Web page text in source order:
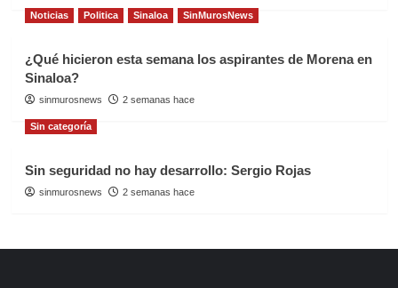
Noticias Politica Sinaloa SinMurosNews
¿Qué hicieron esta semana los aspirantes de Morena en
Sinaloa?
sinmurosnews 2 semanas hace
Sin categoría
Sin seguridad no hay desarrollo: Sergio Rojas
sinmurosnews 2 semanas hace